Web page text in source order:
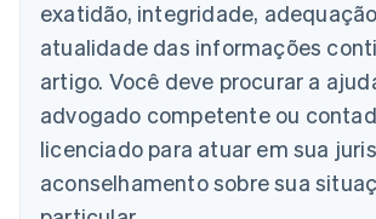
exatidão, integridade,
atualidade das informações
artigo. Você deve procurar a
advogado competente ou
licenciado para atuar em sua
aconselhamento sobre sua
PortuguêsEnglish
Bulgária
Canadá
EnglishFrançais
China continental
简体中文English
Chipre
English